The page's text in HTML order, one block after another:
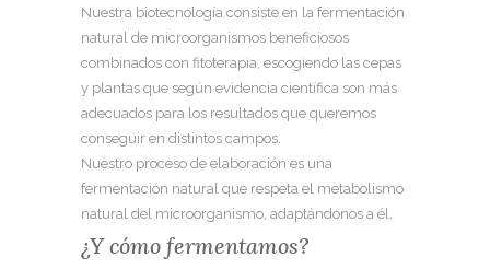
Nuestra biotecnología consiste en la fermentación
natural de microorganismos beneficiosos
combinados con fitoterapia, escogiendo las cepas
y plantas que según evidencia científica son más
adecuados para los resultados que queremos
conseguir en distintos campos.
Nuestro proceso de elaboración es una
fermentación natural que respeta el metabolismo
natural del microorganismo, adaptándonos a él.
¿Y cómo fermentamos?